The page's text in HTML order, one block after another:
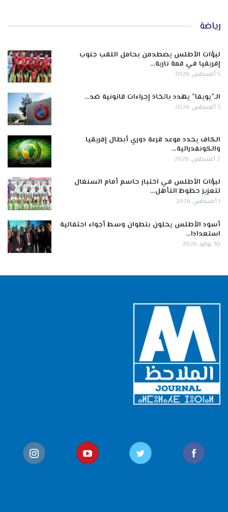
رياضة
لبؤات الأطلس يصطدمن بحامل اللقب جنوب
إفريقيا في قمة نارية…
5 أغسطس, 2026
الـ”يويفا” يهدد باتخاذ إجراءات قانونية ضد…
3 أغسطس, 2026
الكاف يحدد موعد قرعة دوري أبطال إفريقيا
والكونفدرالية…
2 أغسطس, 2026
لبؤات الأطلس في اختبار حاسم أمام السنغال
لتعزيز حظوظ التأهل…
1 أغسطس, 2026
أسود الأطلس يحلون بتطوان وسط أجواء احتفالية
استعدادا…
30 يوليو, 2026